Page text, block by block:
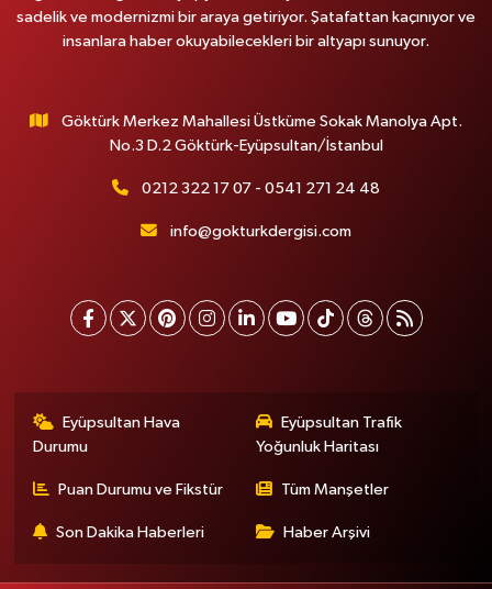
sadelik ve modernizmi bir araya getiriyor. Şatafattan kaçınıyor ve
insanlara haber okuyabilecekleri bir altyapı sunuyor.
Göktürk Merkez Mahallesi Üstküme Sokak Manolya Apt.
No.3 D.2 Göktürk-Eyüpsultan/İstanbul
0212 322 17 07 - 0541 271 24 48
info@gokturkdergisi.com
Eyüpsultan Hava
Durumu
Eyüpsultan Trafik
Yoğunluk Haritası
Puan Durumu ve Fikstür Tüm Manşetler
Son Dakika Haberleri Haber Arşivi